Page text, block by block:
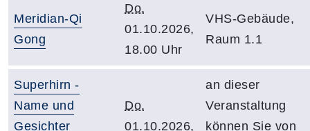
Meridian-Qi
Gong
Do.
01.10.2026,
18.00 Uhr
VHS-Gebäude,
Raum 1.1
Superhirn -
Name und
Gesichter
Do.
01.10.2026,
an dieser
Veranstaltung
können Sie von